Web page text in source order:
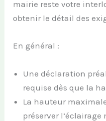
mairie reste votre
obtenir le détail des
En général :
Une déclaration
requise dès que la
La hauteur
préserver